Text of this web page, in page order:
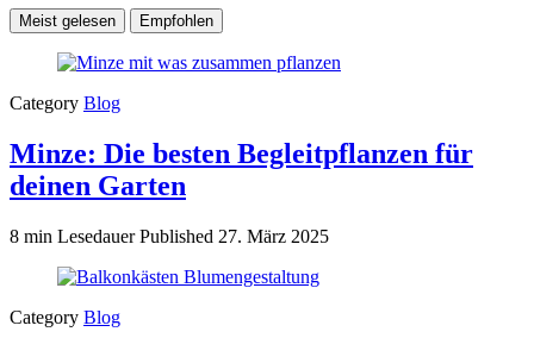
Meist gelesen Empfohlen
Category Blog
Minze: Die besten Begleitpflanzen für
deinen Garten
8 min LesedauerPublished 27. März 2025
Category Blog